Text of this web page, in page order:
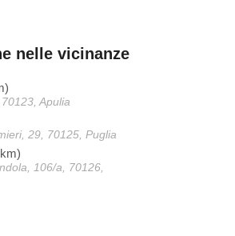
nelle vicinanze
Apulia
29, 70125, Puglia
106/a, 70126,